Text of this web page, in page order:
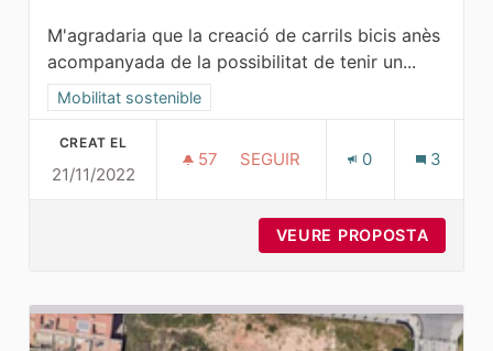
M'agradaria que la creació de carrils bicis anès
acompanyada de la possibilitat de tenir un...
Resultats al filtrar per la categoria: Mobilitat sostenible
Mobilitat sostenible
CREAT EL
21/11/2022
57 57 SEGUIDORES
SEGUIR 0 3
VEURE PROPOSTA